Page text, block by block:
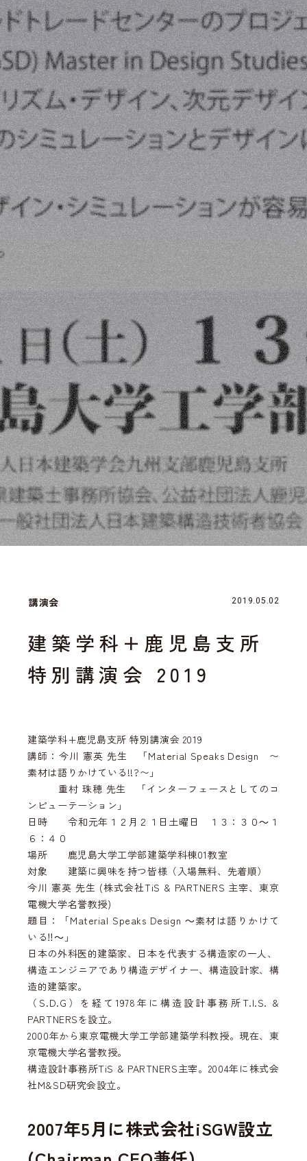
講演会 2019.05.02
建築学科+鹿児島支所
特別講演会 2019
建築学科+鹿児島支所 特別講演会 2019
講師：今川 憲英 先生 「Material Speaks Design 〜
素材は語りかけている!!?〜」
重村 珠穂 先生 「インターフェースとしてのコ
ンピューテーション」
日時 令和元年１２月２１日土曜日 １３：３０～１
６：４０
場所 鹿児島大学工学部建築学科棟01教室
対象 建築に興味を持つ皆様（入場無料、先着順）
今川 憲英 先生 (株式会社TiS & PARTNERS 主宰、東京
電機大学名誉教授)
題目：「Material Speaks Design ～素材は語りかけて
いる‼️～」
日本の外科医的建築家、日本を代表する構造家の一人、
構造エンジニアであり構造デザイナー、構造設計家、構
造的建築家。
（S.D.G）を経て1978年に構造設計事務所T.I.S. &
PARTNERSを設立。
2000年から東京電機大学工学部建築学科教授。現在、東
京電機大学名誉教授。
構造設計事務所TiS & PARTNERS主宰。2004年に株式会
社M&SD研究会設立。
2007年5月に株式会社iSGW設立